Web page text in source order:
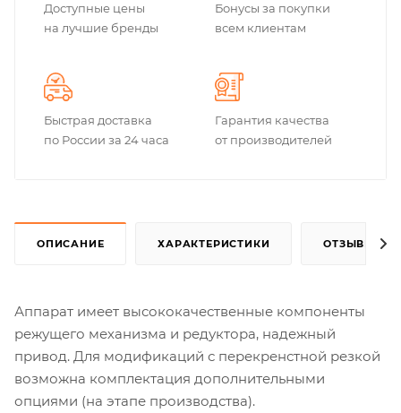
Доступные цены
на лучшие бренды
Бонусы за покупки
всем клиентам
Быстрая доставка
по России за 24 часа
Гарантия качества
от производителей
ОПИСАНИЕ ХАРАКТЕРИСТИКИ ОТЗЫВЫ
Аппарат имеет высококачественные компоненты
режущего механизма и редуктора, надежный
привод. Для модификаций с перекренстной резкой
возможна комплектация дополнительными
опциями (на этапе производства).